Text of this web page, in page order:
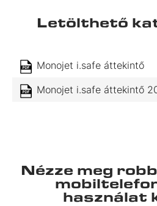
Letölthető
Monojet i.safe áttekintő
Monojet i.safe áttekintő
Nézze meg
használat